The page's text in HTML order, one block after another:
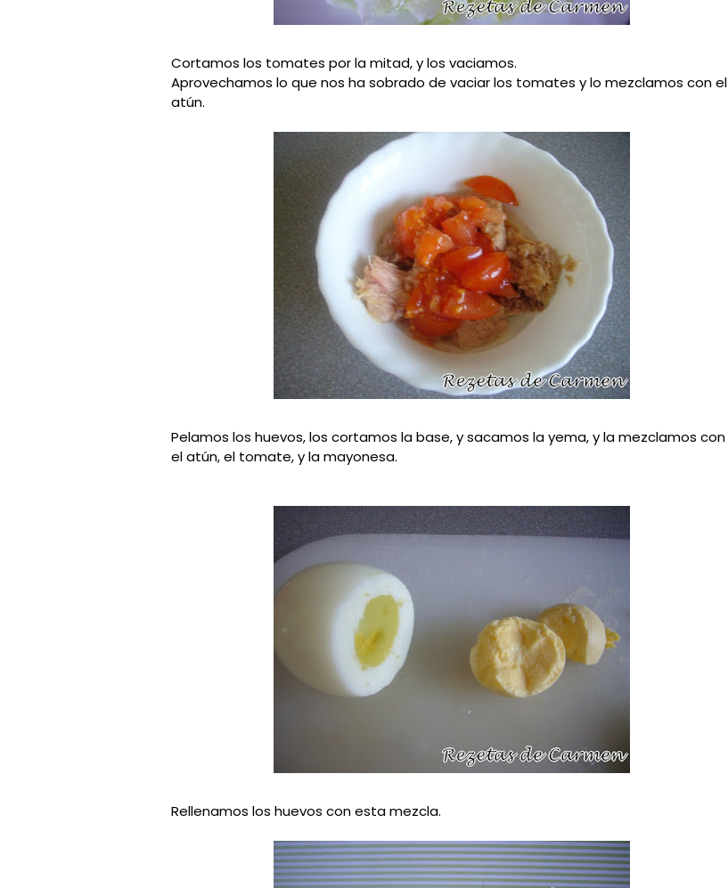
Cortamos los tomates por la mitad, y los vaciamos.
Aprovechamos lo que nos ha sobrado de vaciar los tomates y lo mezclamos con el
atún.
Pelamos los huevos, los cortamos la base, y sacamos la yema, y la mezclamos con
el atún, el tomate, y la mayonesa.
Rellenamos los huevos con esta mezcla.